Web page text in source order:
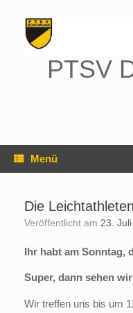
springen
PTSV
Menü
Die
Veröffentlicht am 23.
Ihr habt am Sonntag,
Super, dann sehen
Wir treffen uns bis um